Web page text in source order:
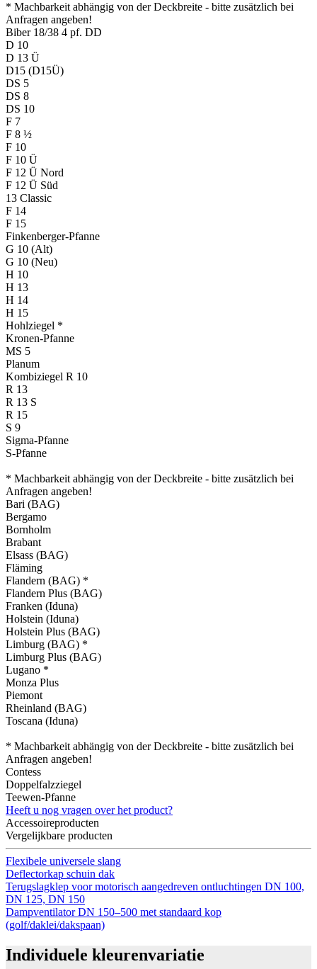
* Machbarkeit abhängig von der Deckbreite ‑ bitte zusätzlich bei
Anfragen angeben!
Biber 18/38 4 pf. DD
D 10
D 13 Ü
D15 (D15Ü)
DS 5
DS 8
DS 10
F 7
F 8 ½
F 10
F 10 Ü
F 12 Ü Nord
F 12 Ü Süd
13 Classic
F 14
F 15
Finkenberger-Pfanne
G 10 (Alt)
G 10 (Neu)
H 10
H 13
H 14
H 15
Hohlziegel *
Kronen-Pfanne
MS 5
Planum
Kombiziegel R 10
R 13
R 13 S
R 15
S 9
Sigma-Pfanne
S-Pfanne
* Machbarkeit abhängig von der Deckbreite ‑ bitte zusätzlich bei
Anfragen angeben!
Bari (BAG)
Bergamo
Bornholm
Brabant
Elsass (BAG)
Fläming
Flandern (BAG) *
Flandern Plus (BAG)
Franken (Iduna)
Holstein (Iduna)
Holstein Plus (BAG)
Limburg (BAG) *
Limburg Plus (BAG)
Lugano *
Monza Plus
Piemont
Rheinland (BAG)
Toscana (Iduna)
* Machbarkeit abhängig von der Deckbreite ‑ bitte zusätzlich bei
Anfragen angeben!
Contess
Doppelfalzziegel
Teewen-Pfanne
Heeft u nog vragen over het product?
Accessoireproducten
Vergelijkbare producten
Flexibele universele slang
Deflectorkap schuin dak
Terugslagklep voor motorisch aangedreven ontluchtingen DN 100,
DN 125, DN 150
Dampventilator DN 150–500 met standaard kop
(golf/daklei/dakspaan)
Individuele kleurenvariatie